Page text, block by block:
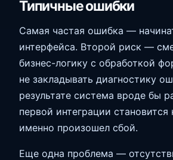
Типичные ошибки
Самая частая ошибка —
интерфейса. Второй риск —
бизнес-логику с обработкой
не закладывать диагностику
результате система вроде бы
первой интеграции становится
именно произошел сбой.
Еще одна проблема —